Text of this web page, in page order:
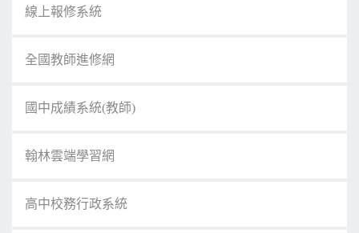
線上報修系統
全國教師進修網
國中成績系統(教師)
翰林雲端學習網
高中校務行政系統